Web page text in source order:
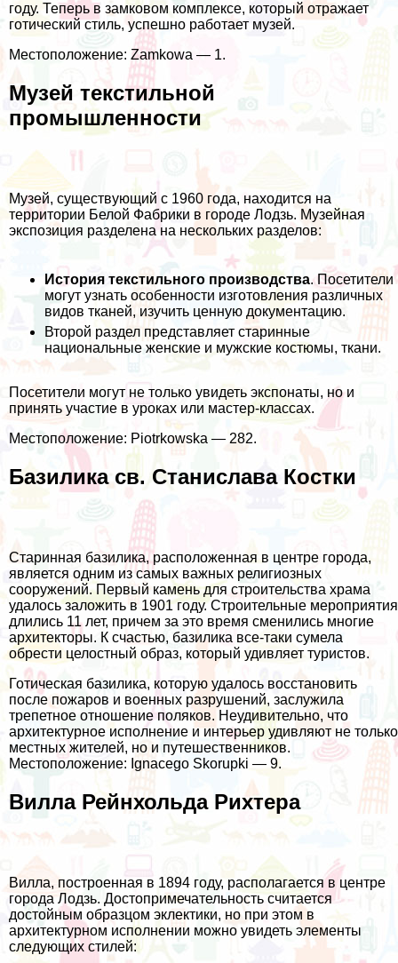
году. Теперь в замковом комплексе, который отражает
готический стиль, успешно работает музей.
Местоположение: Zamkowa — 1.
Музей текстильной
промышленности
Музей, существующий с 1960 года, находится на
территории Белой Фабрики в городе Лодзь. Музейная
экспозиция разделена на нескольких разделов:
История текстильного производства. Посетители
могут узнать особенности изготовления различных
видов тканей, изучить ценную документацию.
Второй раздел представляет старинные
национальные женские и мужские костюмы, ткани.
Посетители могут не только увидеть экспонаты, но и
принять участие в уроках или мастер-классах.
Местоположение: Piotrkowska — 282.
Базилика св. Станислава Костки
Старинная базилика, расположенная в центре города,
является одним из самых важных религиозных
сооружений. Первый камень для строительства храма
удалось заложить в 1901 году. Строительные мероприятия
длились 11 лет, причем за это время сменились многие
архитекторы. К счастью, базилика все-таки сумела
обрести целостный образ, который удивляет туристов.
Готическая базилика, которую удалось восстановить
после пожаров и военных разрушений, заслужила
трепетное отношение поляков. Неудивительно, что
архитектурное исполнение и интерьер удивляют не только
местных жителей, но и путешественников.
Местоположение: Ignacego Skorupki — 9.
Вилла Рейнхольда Рихтера
Вилла, построенная в 1894 году, располагается в центре
города Лодзь. Достопримечательность считается
достойным образцом эклектики, но при этом в
архитектурном исполнении можно увидеть элементы
следующих стилей: